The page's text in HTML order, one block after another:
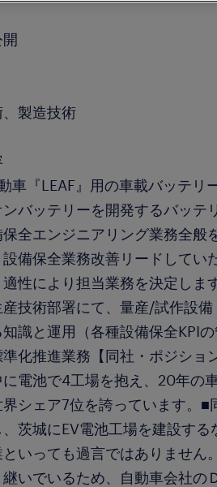
製造技術
車『LEAF』用の車載バッテリ
バッテリーを開発するバッテ
全エンジニアリング業務全般
設備保全業務改善リードして
適性により担当業務を決定しま
産技術部署にて、量産/試作設
識と運用（各種設備保全KPI
化推進業務【同社・ポジショ
に電池で4工場を抱え、20年の
界シェア7位を誇っています。
、茨城にEV電池工場を建設す
いっても過言ではありません
いでいるため、自動車会社の